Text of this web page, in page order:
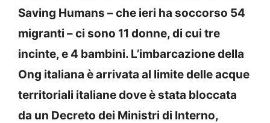
Saving Humans – che ieri ha soccorso 54
migranti – ci sono 11 donne, di cui tre
incinte, e 4 bambini. L’imbarcazione della
Ong italiana è arrivata al limite delle acque
territoriali italiane dove è stata bloccata
da un Decreto dei Ministri di Interno,